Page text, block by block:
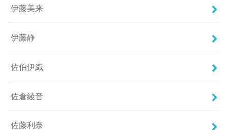
伊藤美来
伊藤静
佐伯伊織
佐倉綾音
佐藤利奈